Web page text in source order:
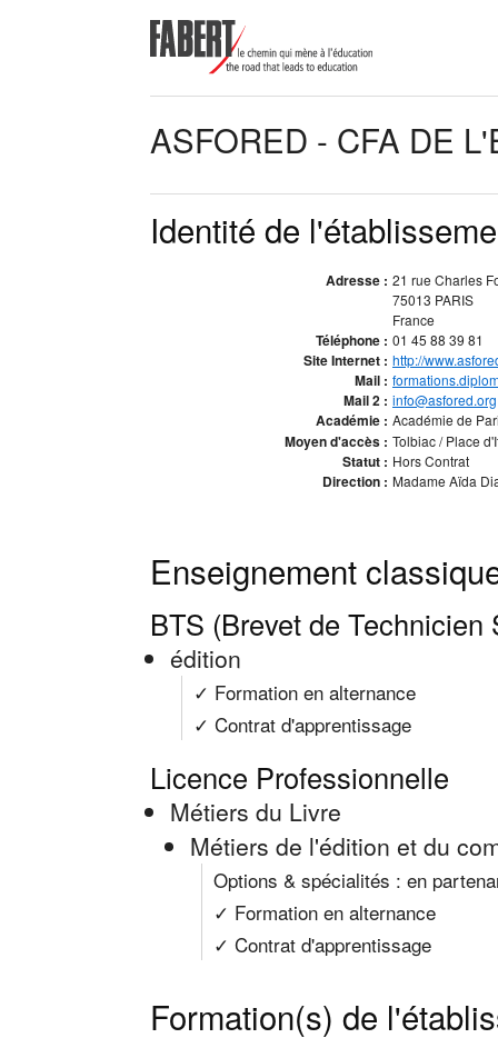
ASFORED - CFA DE
Identité de
Adresse : 21 rue Charles
75013 PARIS
France
Téléphone : 01 45 88 39 81
Site Internet : http://
Mail :
Mail 2 : info@asfored.org
Académie : Académie de
Moyen d'accès : Tolbiac / Place
Statut : Hors Contrat
Direction : Madame Aïda
Enseignement
BTS (Brevet de Technicien
édition
✓ Formation en alternance
✓ Contrat d'apprentissage
Licence Professionnelle
Métiers du Livre
Métiers de l'édition et du
Options & spécialités : en
✓ Formation en alternance
✓ Contrat d'apprentissage
Formation(s) de